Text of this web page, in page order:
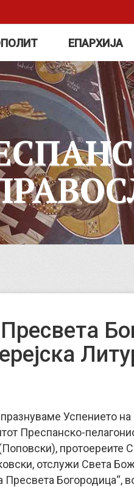
ЕПАРХИЈА
Успението
Преспанско-
протоереите
отслужи Света
Пресвета Богородица“,